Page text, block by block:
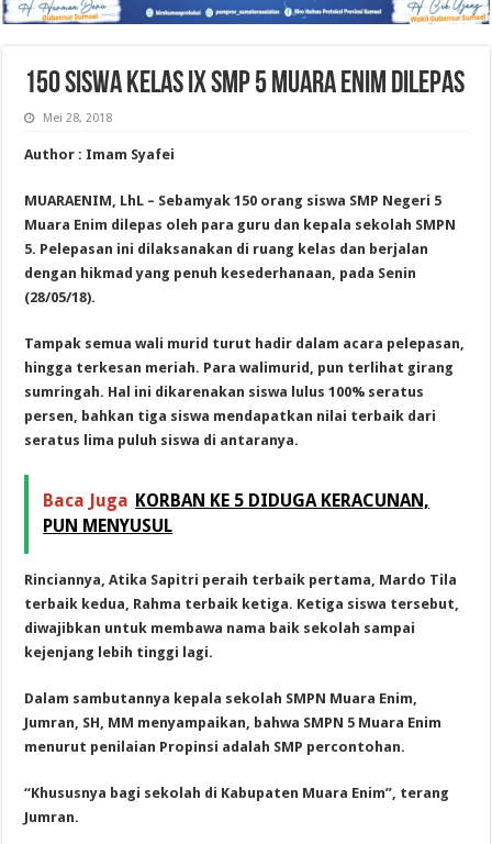
150 SISWA KELAS IX SMP 5 MUARA ENIM DILEPAS
Mei 28, 2018
Author : Imam Syafei
MUARAENIM, LhL – Sebamyak 150 orang siswa SMP Negeri 5
Muara Enim dilepas oleh para guru dan kepala sekolah SMPN
5. Pelepasan ini dilaksanakan di ruang kelas dan berjalan
dengan hikmad yang penuh kesederhanaan, pada Senin
(28/05/18).
Tampak semua wali murid turut hadir dalam acara pelepasan,
hingga terkesan meriah. Para walimurid, pun terlihat girang
sumringah. Hal ini dikarenakan siswa lulus 100% seratus
persen, bahkan tiga siswa mendapatkan nilai terbaik dari
seratus lima puluh siswa di antaranya.
Baca Juga KORBAN KE 5 DIDUGA KERACUNAN,
PUN MENYUSUL
Rinciannya, Atika Sapitri peraih terbaik pertama, Mardo Tila
terbaik kedua, Rahma terbaik ketiga. Ketiga siswa tersebut,
diwajibkan untuk membawa nama baik sekolah sampai
kejenjang lebih tinggi lagi.
Dalam sambutannya kepala sekolah SMPN Muara Enim,
Jumran, SH, MM menyampaikan, bahwa SMPN 5 Muara Enim
menurut penilaian Propinsi adalah SMP percontohan.
“Khususnya bagi sekolah di Kabupaten Muara Enim”, terang
Jumran.